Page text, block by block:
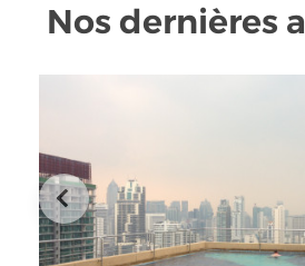
Nos dernières